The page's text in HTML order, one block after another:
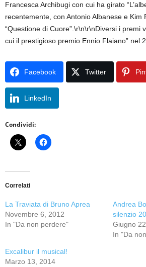
Francesca Archibugi con cui ha girato
recentemente, con Antonio Albanese e Kim
“Questione di Cuore”.\r\n\r\nDiversi i premi
cui il prestigioso premio Ennio Flaiano” nel
Facebook Twitter
LinkedIn
Condividi:
Correlati
La Traviata di Bruno Aprea
Novembre 6, 2012
In "Da non perdere"
Andrea
silenzio
Giugno
In "Da
Excalibur il musical!
Marzo 13, 2014